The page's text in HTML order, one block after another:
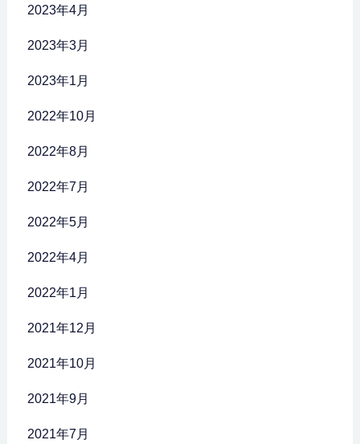
2023年4月
2023年3月
2023年1月
2022年10月
2022年8月
2022年7月
2022年5月
2022年4月
2022年1月
2021年12月
2021年10月
2021年9月
2021年7月